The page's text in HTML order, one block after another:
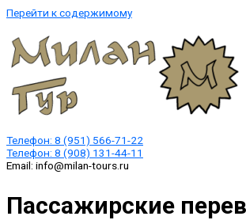
Перейти к содержимому
Телефон: 8 (951) 566-71-22
Телефон: 8 (908) 131-44-11
Email: info@milan-tours.ru
Пассажирские